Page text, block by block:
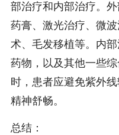
部治疗和内部治疗。
药膏、激光治疗、微
术、毛发移植等。内
药物，以及其他一些
时，患者应避免紫外
精神舒畅。
总结：